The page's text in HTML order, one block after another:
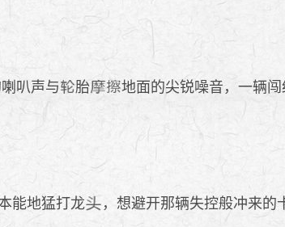
叭声与 胎 地面的尖锐噪音，一辆闯
能地猛打龙 ，想避开那辆失控般冲来